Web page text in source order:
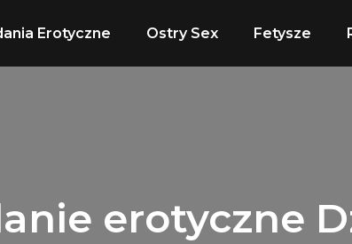
Erotyczne Ostry Sex Fetysze
erotyczne